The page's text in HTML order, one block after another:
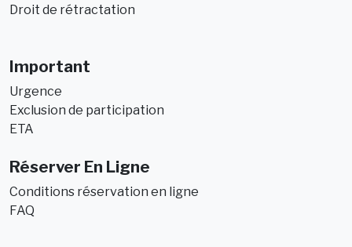
Droit de rétractation
Important
Urgence
Exclusion de participation
ETA
Réserver En Ligne
Conditions réservation en ligne
FAQ